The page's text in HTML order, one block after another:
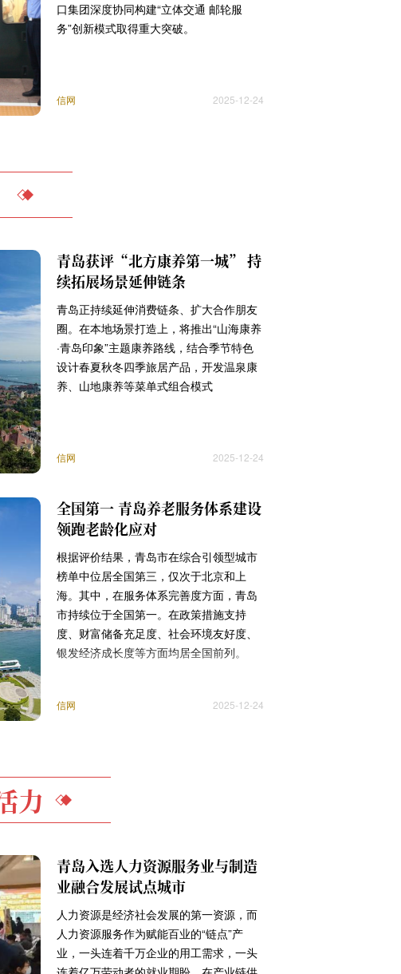
口集团深度协同构建“立体交通 邮轮服
务”创新模式取得重大突破。
信网 2025-12-24
青岛获评“北方康养第一城” 持
续拓展场景延伸链条
青岛正持续延伸消费链条、扩大合作朋友
圈。在本地场景打造上，将推出“山海康养
·青岛印象”主题康养路线，结合季节特色
设计春夏秋冬四季旅居产品，开发温泉康
养、山地康养等菜单式组合模式
信网 2025-12-24
全国第一 青岛养老服务体系建设
领跑老龄化应对
根据评价结果，青岛市在综合引领型城市
榜单中位居全国第三，仅次于北京和上
海。其中，在服务体系完善度方面，青岛
市持续位于全国第一。在政策措施支持
度、财富储备充足度、社会环境友好度、
银发经济成长度等方面均居全国前列。
信网 2025-12-24
力
青岛入选人力资源服务业与制造
业融合发展试点城市
人力资源是经济社会发展的第一资源，而
人力资源服务作为赋能百业的“链点”产
业，一头连着千万企业的用工需求，一头